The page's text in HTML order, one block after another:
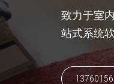
致力于室
站式系统